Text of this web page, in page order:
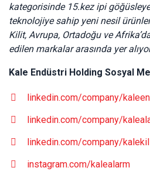
kategorisinde 15.kez ipi
teknolojiye sahip yeni nesil
Kilit, Avrupa, Ortadoğu ve
edilen markalar arasında yer
Kale Endüstri Holding Sosyal
linkedin.com/company/
linkedin.com/company/
linkedin.com/company/
instagram.com/kalealarm